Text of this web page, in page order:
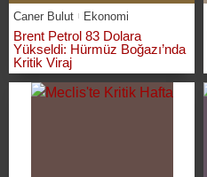
Caner Bulut Ekonomi
Brent Petrol 83 Dolara
Yükseldi: Hürmüz Boğazı’nda
Kritik Viraj